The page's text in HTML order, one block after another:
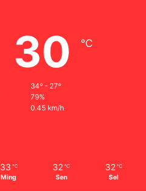
30 ℃
34º - 27º
79%
0.45 km/h
33 ℃
Ming
32 ℃
Sen
32 ℃
Sel